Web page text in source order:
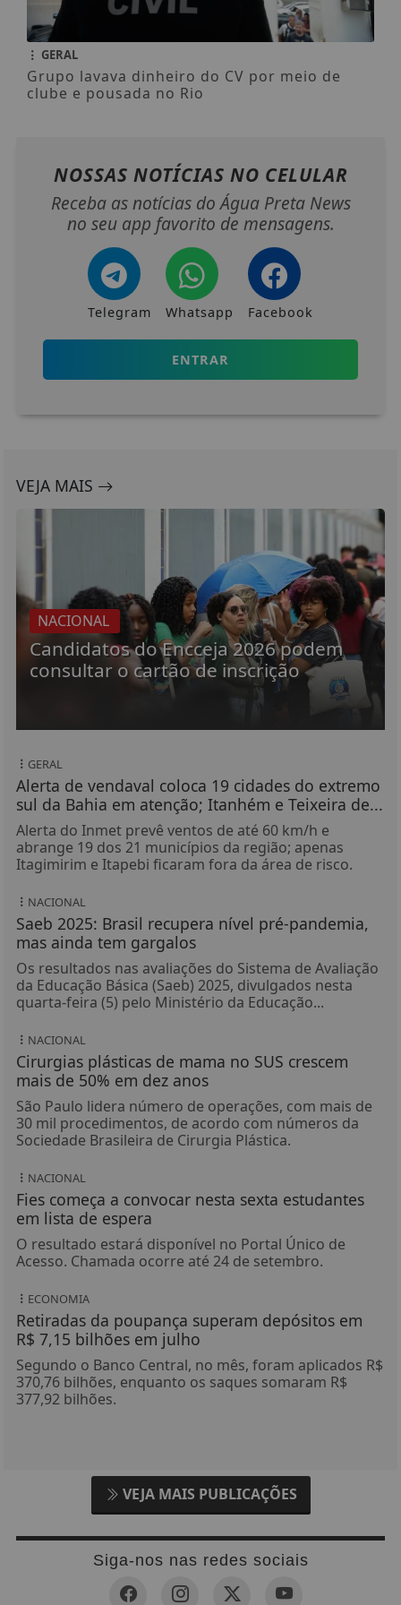
GERAL
Grupo lavava dinheiro do CV por meio de
clube e pousada no Rio
NOSSAS NOTÍCIAS NO CELULAR
Receba as notícias do Água Preta News
no seu app favorito de mensagens.
Telegram Whatsapp Facebook
ENTRAR
VEJA MAIS
NACIONAL
Candidatos do Encceja 2026 podem
consultar o cartão de inscrição
GERAL
Alerta de vendaval coloca 19 cidades do extremo
sul da Bahia em atenção; Itanhém e Teixeira de...
Alerta do Inmet prevê ventos de até 60 km/h e
abrange 19 dos 21 municípios da região; apenas
Itagimirim e Itapebi ficaram fora da área de risco.
NACIONAL
Saeb 2025: Brasil recupera nível pré-pandemia,
mas ainda tem gargalos
Os resultados nas avaliações do Sistema de Avaliação
da Educação Básica (Saeb) 2025, divulgados nesta
quarta-feira (5) pelo Ministério da Educação...
NACIONAL
Cirurgias plásticas de mama no SUS crescem
mais de 50% em dez anos
São Paulo lidera número de operações, com mais de
30 mil procedimentos, de acordo com números da
Sociedade Brasileira de Cirurgia Plástica.
NACIONAL
Fies começa a convocar nesta sexta estudantes
em lista de espera
O resultado estará disponível no Portal Único de
Acesso. Chamada ocorre até 24 de setembro.
ECONOMIA
Retiradas da poupança superam depósitos em
R$ 7,15 bilhões em julho
Segundo o Banco Central, no mês, foram aplicados R$
370,76 bilhões, enquanto os saques somaram R$
377,92 bilhões.
VEJA MAIS PUBLICAÇÕES
Siga-nos nas redes sociais